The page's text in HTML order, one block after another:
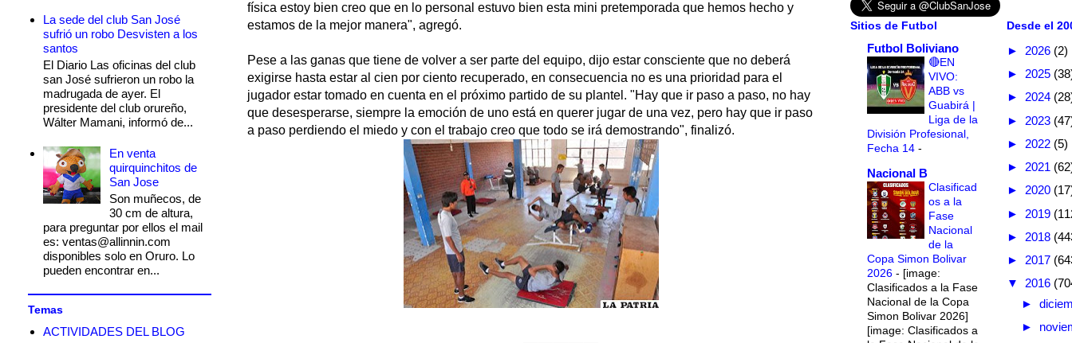
física estoy bien creo que en lo personal estuvo bien esta mini pretemporada que hemos hecho y
estamos de la mejor manera", agregó.
Pese a las ganas que tiene de volver a ser parte del equipo, dijo estar consciente que no deberá
exigirse hasta estar al cien por ciento recuperado, en consecuencia no es una prioridad para el
jugador estar tomado en cuenta en el próximo partido de su plantel. "Hay que ir paso a paso, no hay
que desesperarse, siempre la emoción de uno está en querer jugar de una vez, pero hay que ir paso
a paso perdiendo el miedo y con el trabajo creo que todo se irá demostrando", finalizó.
La sede del club San José
sufrió un robo Desvisten a los
santos
El Diario Las oficinas del club
san José sufrieron un robo la
madrugada de ayer. El
presidente del club orureño,
Wálter Mamani, informó de...
En venta
quirquinchitos de
San Jose
Son muñecos, de
30 cm de altura,
para preguntar por ellos el mail
es: ventas@allinnin.com
disponibles solo en Oruro. Lo
pueden encontrar en...
Temas
ACTIVIDADES DEL BLOG
Sitios de Futbol
Futbol Boliviano
🔴EN
VIVO:
ABB vs
Guabirá |
Liga de la
División Profesional,
Fecha 14 -
Nacional B
Clasificad
os a la
Fase
Nacional
de la
Copa Simon Bolivar
2026 - [image:
Clasificados a la Fase
Nacional de la Copa
Simon Bolivar 2026]
[image: Clasificados a
Desde el
► 2026 (2)
► 2025
► 2024
► 2023
► 2022 (5)
► 2021
► 2020
► 2019
► 2018
► 2017
▼ 2016
►
►